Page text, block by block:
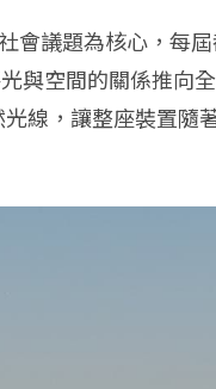
會議題為核心，每
與空間的關係推向
線，讓整座裝置隨